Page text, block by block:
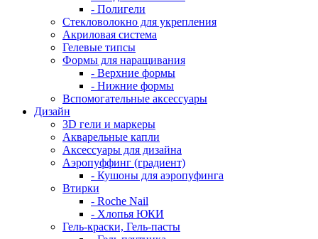
- Полигели
Стекловолокно для укрепления
Акриловая система
Гелевые типсы
Формы для наращивания
- Верхние формы
- Нижние формы
Вспомогательные аксессуары
Дизайн
3D гели и маркеры
Акварельные капли
Аксессуары для дизайна
Аэропуффинг (градиент)
- Кушоны для аэропуфинга
Втирки
- Roche Nail
- Хлопья ЮКИ
Гель-краски, Гель-пасты